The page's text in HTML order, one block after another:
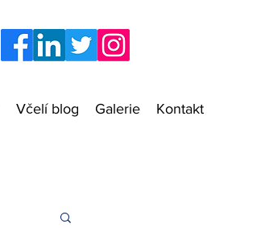
Včelí blog Galerie Kontakt